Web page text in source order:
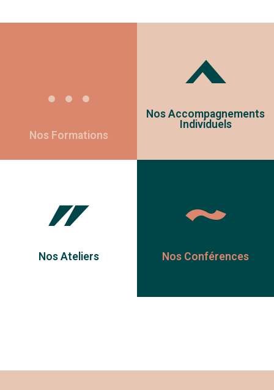
Nos Formations
Nos Ateliers
Nos Accompagnements
Individuels
Nos Conférences